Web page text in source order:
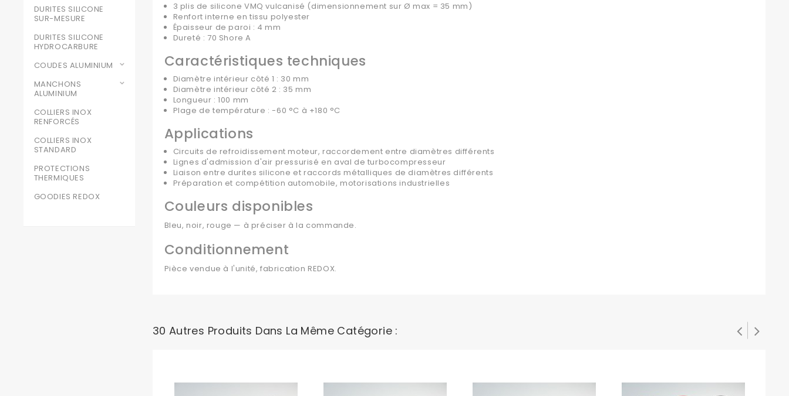
DURITES SILICONE
SUR-MESURE
DURITES SILICONE
HYDROCARBURE
COUDES ALUMINIUM
MANCHONS
ALUMINIUM
COLLIERS INOX
RENFORCÉS
COLLIERS INOX
STANDARD
PROTECTIONS
THERMIQUES
GOODIES REDOX
3 plis de silicone VMQ vulcanisé (dimensionnement sur Ø max = 35 mm)
Renfort interne en tissu polyester
Épaisseur de paroi : 4 mm
Dureté : 70 Shore A
Caractéristiques techniques
Diamètre intérieur côté 1 : 30 mm
Diamètre intérieur côté 2 : 35 mm
Longueur : 100 mm
Plage de température : -60 °C à +180 °C
Applications
Circuits de refroidissement moteur, raccordement entre diamètres différents
Lignes d'admission d'air pressurisé en aval de turbocompresseur
Liaison entre durites silicone et raccords métalliques de diamètres différents
Préparation et compétition automobile, motorisations industrielles
Couleurs disponibles
Bleu, noir, rouge — à préciser à la commande.
Conditionnement
Pièce vendue à l'unité, fabrication REDOX.
30 Autres Produits Dans La Même Catégorie :